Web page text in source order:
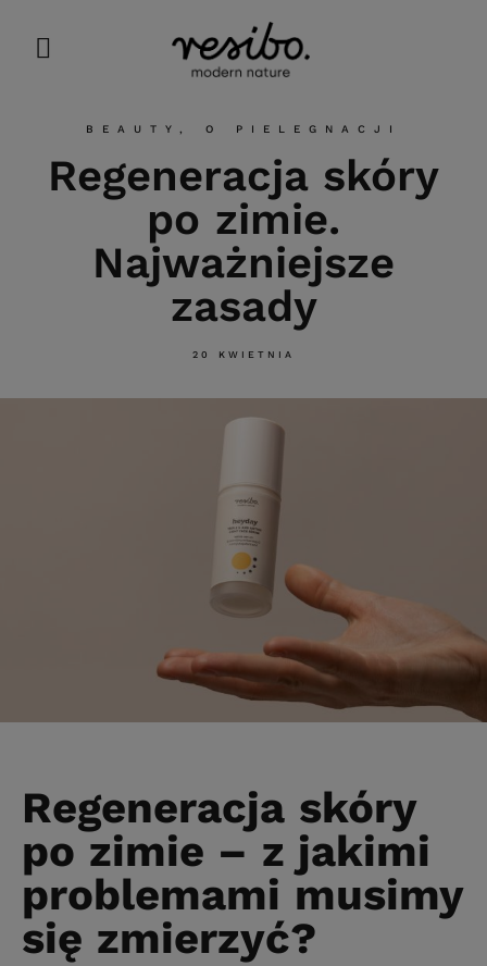
BEAUTY , O PIELEGNACJI
Regeneracja skóry
po zimie.
Najważniejsze
zasady
20 KWIETNIA
Regeneracja skóry
po zimie – z jakimi
problemami musimy
się zmierzyć?